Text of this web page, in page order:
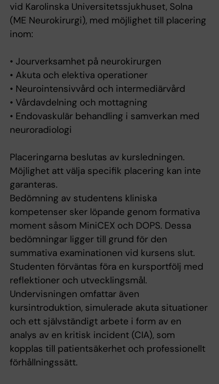
vid Karolinska Universitetssjukhuset, Solna
(ME Neurokirurgi), med möjlighet till placering
inom:
• Jourverksamhet på neurokirurgen
• Akuta och elektiva operationer
• Neurointensivvård och intermediärvård
• Vårdavdelning och mottagning
• Endovaskulär behandling i samverkan med
neuroradiologi
Placeringarna beslutas av kursledningen.
Möjlighet att välja specifik placering kan inte
garanteras.
Bedömning av studentens kliniska
kompetenser sker löpande genom formativa
moment såsom MiniCEX och DOPS. Dessa
bedömningar ligger till grund för den
summativa examinationen vid kursens slut.
Studenten förväntas föra en kursportfölj med
reflektioner och utvecklingsmål.
Undervisningen omfattar även
kursintroduktion, simulerade akuta situationer
och ett självständigt arbete i form av en
analys av en kritisk incident (CIA), som
kopplas till patientsäkerhet och professionellt
förhållningssätt.